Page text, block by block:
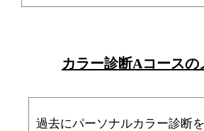
カラー診断Aコースの
過去にパーソナルカラー診断